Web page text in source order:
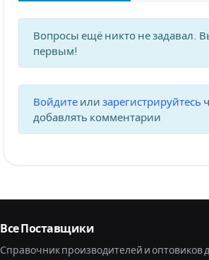
Вопросы ещё никто не задавал.
первым!
Войдите или зарегистрируйтесь
добавлять комментарии
Все Поставщики
Справочник производителей и оптовиков